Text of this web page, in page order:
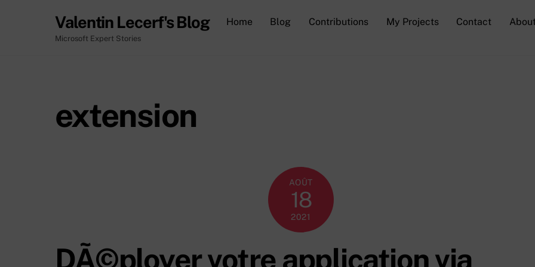
Valentin Lecerf's Blog
Microsoft Expert Stories
Home Blog Contributions My Projects Contact
extension
AOÛT
18
2021
DÃ©ployer votre application via